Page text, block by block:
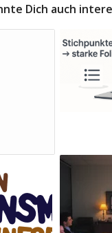
Dich auch